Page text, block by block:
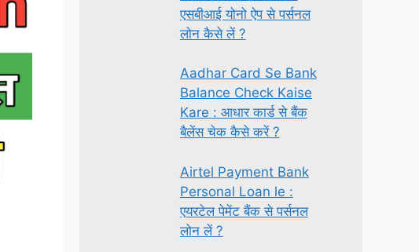
एसबीआई योनो ऐप से पर्सनल
लोन कैसे लें ?
Aadhar Card Se Bank
Balance Check Kaise
Kare : आधार कार्ड से बैंक
बैलेंस चेक कैसे करें ?
Airtel Payment Bank
Personal Loan le :
एयरटेल पेमेंट बैंक से पर्सनल
लोन लें ?